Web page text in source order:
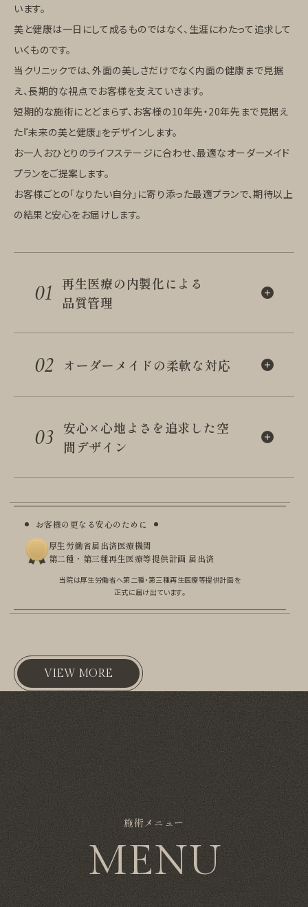
お客様の更なる安心のために
厚生労働省届出済医療機関
第二種・第三種再生医療等提供計画 届出済
当院は厚生労働省へ第二種・第三種再生医療等提供計画を
正式に届け出ています。
VIEW MORE
います。
美と健康は一日にして成るものではなく、生涯にわたって追求して
いくものです。
当クリニックでは、外面の美しさだけでなく内面の健康まで見据
え、長期的な視点でお客様を支えていきます。
短期的な施術にとどまらず、お客様の10年先・20年先まで見据え
た『未来の美と健康』をデザインします。
お一人おひとりのライフステージに合わせ、最適なオーダーメイド
プランをご提案します。
お客様ごとの「なりたい自分」に寄り添った最適プランで、期待以上
の結果と安心をお届けします。
01
再生医療の内製化による
品質管理
02 オーダーメイドの柔軟な対応
03 安心×心地よさを追求した空
間デザイン
施術メニュー
MENU